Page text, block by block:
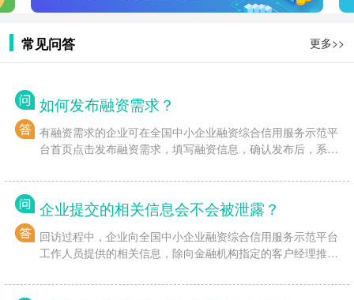
更多>>
常见问答
如何发布融资需求？
有融资需求的企业可在全国中小企业融资综合信用服务示范平
台首页点击发布融资需求，填写融资信息，确认发布后，系统
后，等待工作人员电话回访。
企业提交的相关信息会不会被泄露？
回访过程中，企业向全国中小企业融资综合信用服务示范平台
工作人员提供的相关信息，除向金融机构指定的客户经理推送